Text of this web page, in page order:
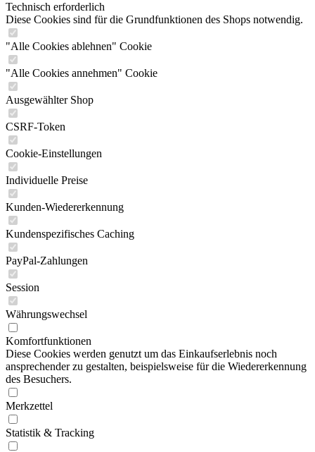
Technisch erforderlich
Diese Cookies sind für die Grundfunktionen des Shops notwendig.
"Alle Cookies ablehnen" Cookie
"Alle Cookies annehmen" Cookie
Ausgewählter Shop
CSRF-Token
Cookie-Einstellungen
Individuelle Preise
Kunden-Wiedererkennung
Kundenspezifisches Caching
PayPal-Zahlungen
Session
Währungswechsel
Komfortfunktionen
Diese Cookies werden genutzt um das Einkaufserlebnis noch
ansprechender zu gestalten, beispielsweise für die Wiedererkennung
des Besuchers.
Merkzettel
Statistik & Tracking